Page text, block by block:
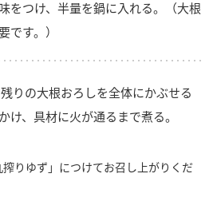
をつけ、半量を鍋に入れる。（大根
です。）
りの大根おろしを全体にかぶせる
け、具材に火が通るまで煮る。
りゆず」につけてお召し上がりくだ